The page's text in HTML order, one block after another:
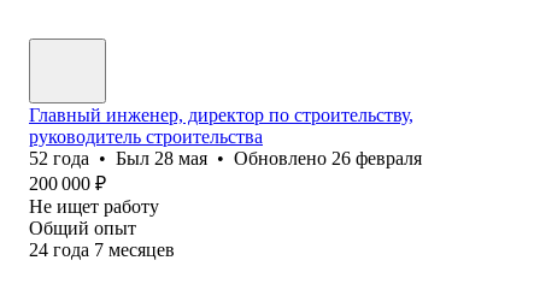
Главный инженер, директор по строительству,
руководитель строительства
52 года • Был 28 мая • Обновлено 26 февраля
200 000 ₽
Не ищет работу
Общий опыт
24 года 7 месяцев